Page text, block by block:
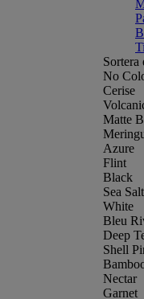
Sortera
No
Cerise
Matte
Azure
Flint
Black
Sea Salt
White
Bleu
Deep
Shell
Nectar
Garnet